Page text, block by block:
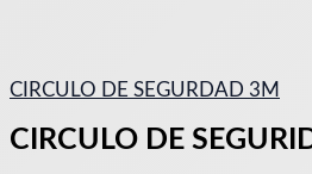
CIRCULO DE SEGURDAD 3M
CIRCULO DE